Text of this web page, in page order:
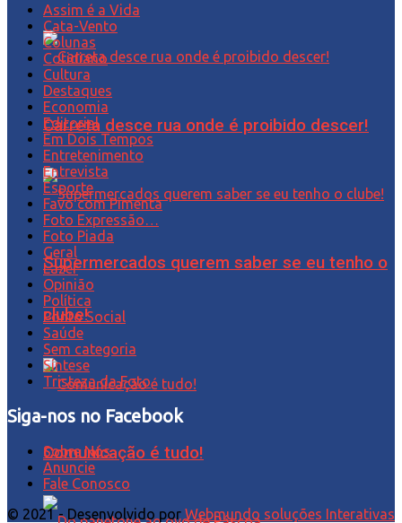
Carreta desce rua onde é proibido descer!
Supermercados querem saber se eu tenho o
clube!
Comunicação é tudo!
Assim é a Vida
Cata-Vento
Colunas
Cotidiano
Cultura
Destaques
Economia
Editorial
Em Dois Tempos
Entretenimento
Entrevista
Esporte
Favo com Pimenta
Foto Expressão…
Foto Piada
Geral
Lazer
Opinião
Política
Ponto Social
Saúde
Sem categoria
Síntese
Tristeza da Foto
Siga-nos no Facebook
Sobre Nós
Anuncie
Fale Conosco
© 2021 - Desenvolvido por Webmundo soluções Interativas